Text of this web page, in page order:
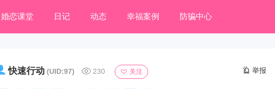
婚恋课堂 日记 动态 幸福案例 防骗中心
快速行动 (UID:97) 230 关注 举报